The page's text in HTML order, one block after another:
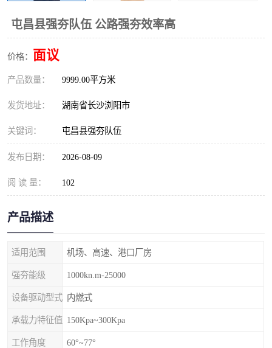
屯昌县强夯队伍 公路强夯效率高
价格： 面议
产品数量： 9999.00平方米
发货地址： 湖南省长沙浏阳市
关键词： 屯昌县强夯队伍
发布日期： 2026-08-09
阅 读 量： 102
产品描述
适用范围 机场、高速、港口厂房
强夯能级 1000kn.m-25000
设备驱动型式 内燃式
承载力特征值 150Kpa~300Kpa
工作角度 60°~77°